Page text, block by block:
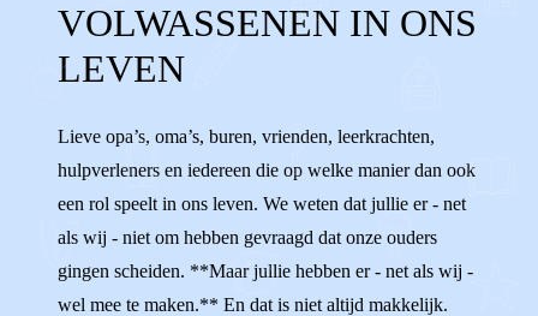
KANT KIEZEN ONPARTIJDIG STEUN
HELPEN VOLWASSENEN
SLECHT PRATEN FAMILIE
VOLWASSENEN IN ONS
LEVEN
Lieve opa’s, oma’s, buren, vrienden, leerkrachten,
hulpverleners en iedereen die op welke manier dan ook
een rol speelt in ons leven. We weten dat jullie er - net
als wij - niet om hebben gevraagd dat onze ouders
gingen scheiden. **Maar jullie hebben er - net als wij -
wel mee te maken.** En dat is niet altijd makkelijk.